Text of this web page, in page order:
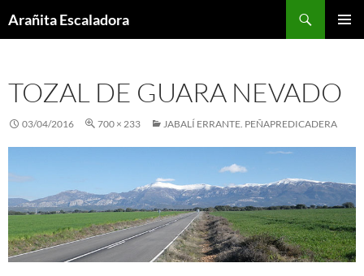
toArañita Escaladora
TOZAL DE GUARA NEVADO
03/04/2016 700 × 233 JABALÍ ERRANTE. PEÑAPREDICADERA